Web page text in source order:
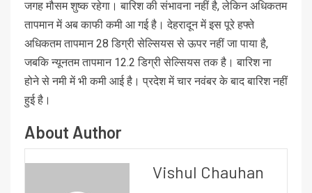
जगह मौसम शुष्क रहेगा। बारिश की संभावना नहीं है, लेकिन अधिकतम
तापमान में अब काफी कमी आ गई है। देहरादून में इस पूरे हफ्ते
अधिकतम तापमान 28 डिग्री सेल्सियस से ऊपर नहीं जा पाया है,
जबकि न्यूनतम तापमान 12.2 डिग्री सेल्सियस तक है। बारिश ना
होने से नमी में भी कमी आई है। प्रदेश में चार नवंबर के बाद बारिश नहीं
हुई है।
About Author
Vishul Chauhan